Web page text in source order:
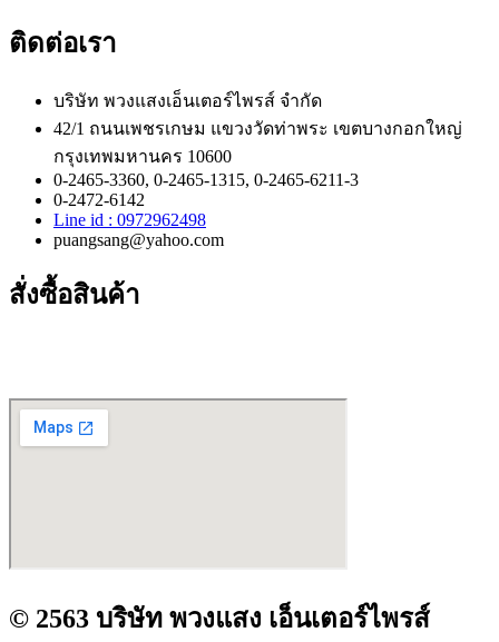
ติดต่อเรา
บริษัท พวงแสงเอ็นเตอร์ไพรส์ จำกัด
42/1 ถนนเพชรเกษม แขวงวัดท่าพระ เขตบางกอกใหญ่
กรุงเทพมหานคร 10600
0-2465-3360, 0-2465-1315, 0-2465-6211-3
0-2472-6142
Line id : 0972962498
puangsang@yahoo.com
สั่งซื้อสินค้า
© 2563 บริษัท พวงแสง เอ็นเตอร์ไพรส์